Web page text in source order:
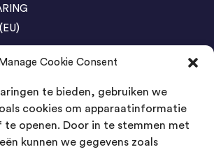
Manage Cookie Consent
te bieden, gebruiken we
cookies om apparaatinformatie
te openen. Door in te stemmen met
kunnen we gegevens zoals
SVG FAIR Winterswijk